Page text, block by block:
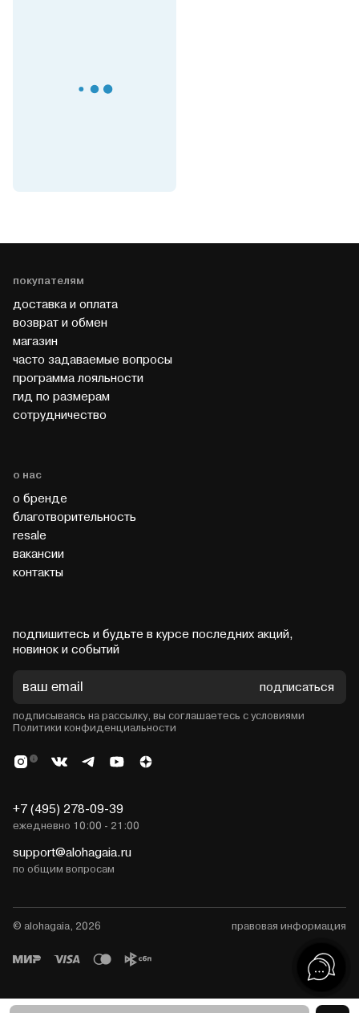
покупателям
доставка и оплата
возврат и обмен
магазин
часто задаваемые вопросы
программа лояльности
гид по размерам
cотрудничество
о нас
о бренде
благотворительность
resale
вакансии
контакты
+7 (495) 278-09-39
ежедневно 10:00 - 21:00
support@alohagaia.ru
по общим вопросам
подпишитесь и будьте в курсе последних акций,
новинок и событий
подписаться
подписываясь на рассылку, вы соглашаетесь с условиями
Политики конфиденциальности
© alohagaia, 2026 правовая информация